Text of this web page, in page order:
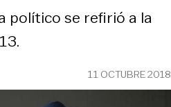
político se refirió a la
11 OCTUBRE 2018